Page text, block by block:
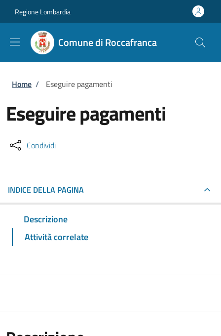
Regione Lombardia
Comune di Roccafranca
Briciole di pane
Home / Eseguire pagamenti
Eseguire pagamenti
Condividi
INDICE DELLA PAGINA
Descrizione
Attività correlate